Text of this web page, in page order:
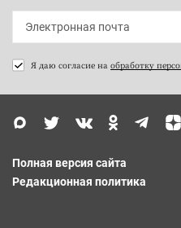
Я даю согласие на обработку
Полная версия сайта
Редакционная политика